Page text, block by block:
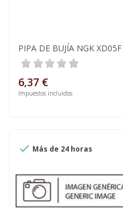
PIPA DE BUJÍA NGK
6,37 €
Impuestos incluidos
 Más de 24 horas